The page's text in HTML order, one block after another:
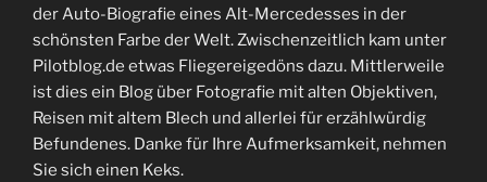
der Auto-Biografie eines Alt-Mercedesses in der
schönsten Farbe der Welt. Zwischenzeitlich kam unter
Pilotblog.de etwas Fliegereigedöns dazu. Mittlerweile
ist dies ein Blog über Fotografie mit alten Objektiven,
Reisen mit altem Blech und allerlei für erzählwürdig
Befundenes. Danke für Ihre Aufmerksamkeit, nehmen
Sie sich einen Keks.